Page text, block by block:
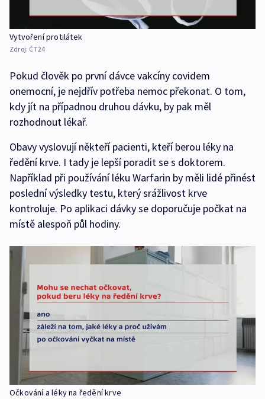
Vytvoření protilátek
Zdroj: ČT24
Pokud člověk po první dávce vakcíny covidem
onemocní, je nejdřív potřeba nemoc překonat. O tom,
kdy jít na případnou druhou dávku, by pak měl
rozhodnout lékař.
Obavy vyslovují někteří pacienti, kteří berou léky na
ředění krve. I tady je lepší poradit se s doktorem.
Například při používání léku Warfarin by měli lidé přinést
poslední výsledky testu, který srážlivost krve
kontroluje. Po aplikaci dávky se doporučuje počkat na
místě alespoň půl hodiny.
Očkování a léky na ředění krve